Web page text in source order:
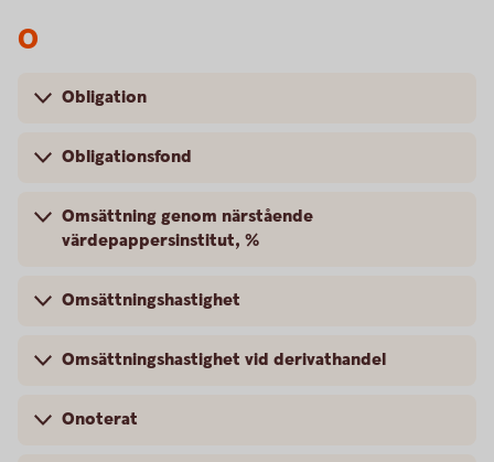
O
Obligation
Obligationsfond
Omsättning genom närstående
värdepappersinstitut, %
Omsättningshastighet
Omsättningshastighet vid derivathandel
Onoterat